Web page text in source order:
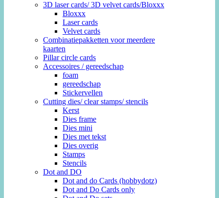
3D laser cards/ 3D velvet cards/Bloxxx
Bloxxx
Laser cards
Velvet cards
Combinatiepakketten voor meerdere
kaarten
Pillar circle cards
Accessoires / gereedschap
foam
gereedschap
Stickervellen
Cutting dies/ clear stamps/ stencils
Kerst
Dies frame
Dies mini
Dies met tekst
Dies overig
Stamps
Stencils
Dot and DO
Dot and do Cards (hobbydotz)
Dot and Do Cards only